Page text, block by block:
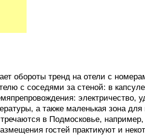
обороты тренд на отели с
с соседями за стеной: в
электричество,
а также маленькая зона для
в Подмосковье,
гостей практикуют и